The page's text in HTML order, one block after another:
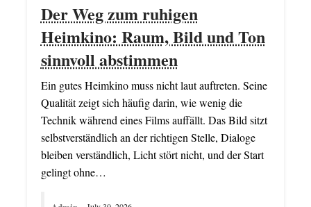
Der Weg zum ruhigen
Heimkino: Raum, Bild und Ton
sinnvoll abstimmen
Ein gutes Heimkino muss nicht laut auftreten. Seine
Qualität zeigt sich häufig darin, wie wenig die
Technik während eines Films auffällt. Das Bild sitzt
selbstverständlich an der richtigen Stelle, Dialoge
bleiben verständlich, Licht stört nicht, und der Start
gelingt ohne…